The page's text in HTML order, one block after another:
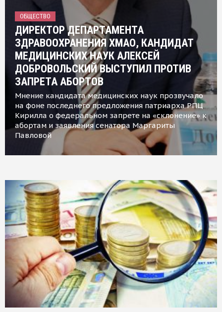
ОБЩЕСТВО
ДИРЕКТОР ДЕПАРТАМЕНТА
ЗДРАВООХРАНЕНИЯ ХМАО, КАНДИДАТ
МЕДИЦИНСКИХ НАУК АЛЕКСЕЙ
ДОБРОВОЛЬСКИЙ ВЫСТУПИЛ ПРОТИВ
ЗАПРЕТА АБОРТОВ
Мнение кандидата медицинских наук прозвучало
на фоне последнего предложения патриарха РПЦ
Кирилла о федеральном запрете на «склонение» к
абортам и заявления сенатора Маргариты
Павловой